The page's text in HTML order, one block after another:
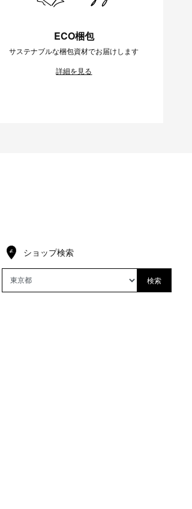
ECO梱包
サステナブルな梱包資材でお届けします
詳細を見る
ショップ検索
検索